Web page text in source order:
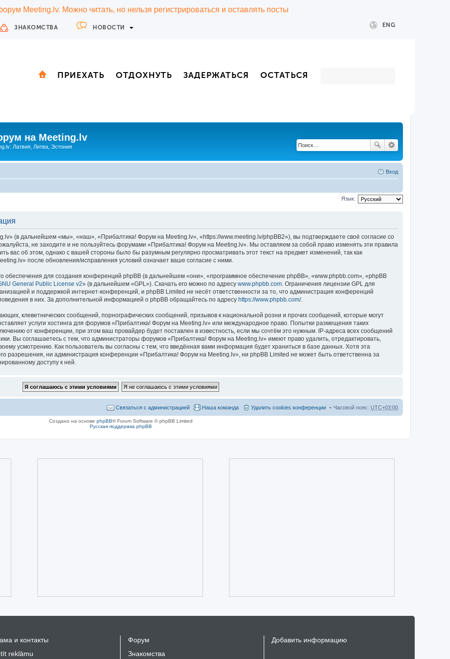
Meeting.lv. Можно читать, но нельзя регистрироваться и оставлять посты
ЗНАКОМСТВА НОВОСТИ ENG
ПРИЕХАТЬ ОТДОХНУТЬ ЗАДЕРЖАТЬСЯ ОСТАТЬСЯ
на Meeting.lv
Латвия, Литва, Эстония
Вход
Язык:
(в дальнейшем «мы», «наш», «Прибалтика! Форум на Meeting.lv», «https://www.meeting.lv/phpBB2»), вы подтверждаете своё согласие со
не заходите и не пользуйтесь форумами «Прибалтика! Форум на Meeting.lv». Мы оставляем за собой право изменять эти правила
вас об этом, однако с вашей стороны было бы разумным регулярно просматривать этот текст на предмет изменений, так как
после обновления/исправления условий означает ваше согласие с ними.
для создания конференций phpBB (в дальнейшем «они», «программное обеспечение phpBB», «www.phpbb.com», «phpBB
General Public License v2» (в дальнейшем «GPL»). Скачать его можно по адресу www.phpbb.com. Ограничения лицензии GPL для
и поддержкой интернет-конференций, и phpBB Limited не несёт ответственности за то, что администрация конференций
в них. За дополнительной информацией о phpBB обращайтесь по адресу https://www.phpbb.com/.
клеветнических сообщений, порнографических сообщений, призывов к национальной розни и прочих сообщений, которые могут
услуги хостинга для форумов «Прибалтика! Форум на Meeting.lv» или международное право. Попытки размещения таких
от конференции, при этом ваш провайдер будет поставлен в известность, если мы сочтём это нужным. IP-адреса всех сообщений
Вы соглашаетесь с тем, что администраторы форумов «Прибалтика! Форум на Meeting.lv» имеют право удалить, отредактировать,
усмотрению. Как пользователь вы согласны с тем, что введённая вами информация будет храниться в базе данных. Хотя эта
разрешения, ни администрация конференции «Прибалтика! Форум на Meeting.lv», ни phpBB Limited не может быть ответственна за
доступу к ней.
Часовой пояс: UTC+03:00
Удалить cookies конференции
Наша команда
Связаться с администрацией
Создано на основе phpBB® Forum Software © phpBB Limited
Русская поддержка phpBB
и контакты
reklāmu
Форум
Знакомства
Добавить информацию